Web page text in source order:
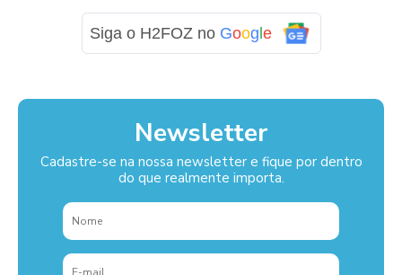
Siga o H2FOZ no Google
Newsletter
Cadastre-se na nossa newsletter e fique por dentro
do que realmente importa.